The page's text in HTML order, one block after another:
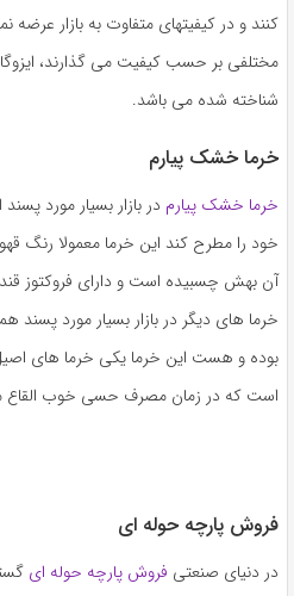
کنند و در کیفیتهای متفاوت به بازار عرضه
مختلفی بر حسب کیفیت می گذارند،
شناخته شده می باشد.
خرما خشک پیارم
خرما خشک پیارم در بازار بسیار مورد
خود را مطرح کند این خرما معمولا رنگ
آن بهش چسبیده است و دارای فروکتوز
خرما های دیگر در بازار بسیار مورد پسند
بوده و هست این خرما یکی خرما های
است که در زمان مصرف حسی خوب القاع
فروش پارچه حوله ای
در دنیای صنعتی فروش پارچه حوله ای